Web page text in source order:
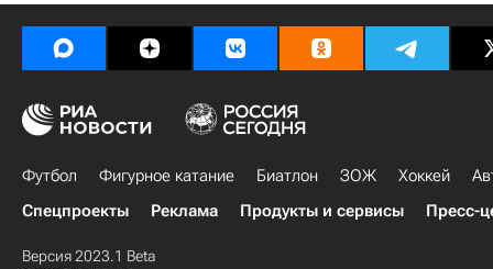
Футбол Фигурное катание Биатлон ЗОЖ Хоккей
Спецпроекты
Реклама Продукты и сервисы Пресс-
Версия 2023.1 Beta